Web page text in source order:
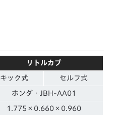
リトルカブ
キック式 セルフ式
ホンダ・JBH-AA01
1.775×0.660×0.960